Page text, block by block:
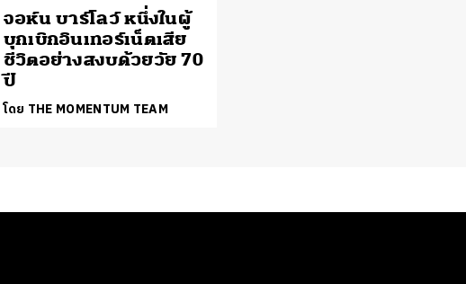
จอห์น บาร์โลว์ หนึ่งในผู้
บุกเบิกอินเทอร์เน็ตเสีย
ชีวิตอย่างสงบด้วยวัย 70
ปี
โดย THE MOMENTUM TEAM